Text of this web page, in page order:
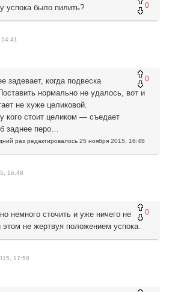
0
успока было пилить?
0
задевает, когда подвеска
нормально не удалось, вот и
не хуже целиковой.
кого стоит целиком — съедает
заднее перо…
раз редактировалось 25 ноября 2015, 16:48
16:48
0
немного сточить и уже ничего не
этом не жертвуя положением успока.
17:58